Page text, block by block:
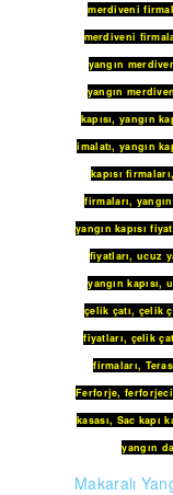
merdiveni
merdiveni
yangın
yangın
kapısı,yangın
imalatı,yangın
kapısı firmaları,
firmaları,
yangın kapısı
fiyatları,ucuz
yangın kapısı,
çelik çatı, çelik
fiyatları, çelik
firmaları,
Ferforje,ferforjeci
kasası, Sac kapı
yangın
Makaralı